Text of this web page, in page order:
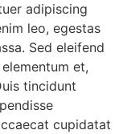
adipiscing
leo, egestas
Sed eleifend
et,
tincidunt
cupidatat